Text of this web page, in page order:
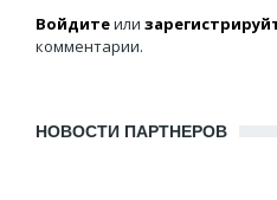
Войдитеили
комментарии.
НОВОСТИ ПАРТНЕРОВ